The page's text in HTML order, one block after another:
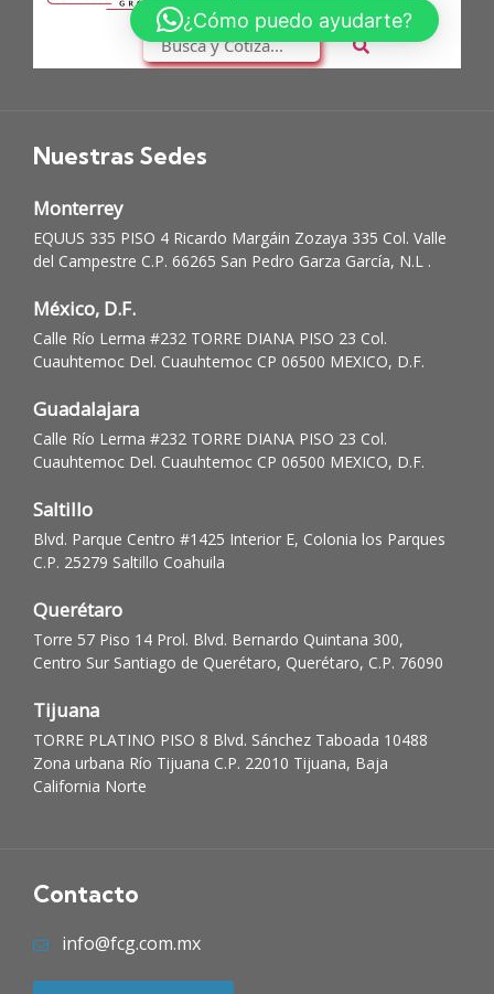
Nuestras Sedes
Monterrey
EQUUS 335 PISO 4 Ricardo Margáin Zozaya 335 Col. Valle
del Campestre C.P. 66265 San Pedro Garza García, N.L .
México, D.F.
Calle Río Lerma #232 TORRE DIANA PISO 23 Col.
Cuauhtemoc Del. Cuauhtemoc CP 06500 MEXICO, D.F.
Guadalajara
Calle Río Lerma #232 TORRE DIANA PISO 23 Col.
Cuauhtemoc Del. Cuauhtemoc CP 06500 MEXICO, D.F.
Saltillo
Blvd. Parque Centro #1425 Interior E, Colonia los Parques
C.P. 25279 Saltillo Coahuila
Querétaro
Torre 57 Piso 14 Prol. Blvd. Bernardo Quintana 300,
Centro Sur Santiago de Querétaro, Querétaro, C.P. 76090
Tijuana
TORRE PLATINO PISO 8 Blvd. Sánchez Taboada 10488
Zona urbana Río Tijuana C.P. 22010 Tijuana, Baja
California Norte
Contacto
info@fcg.com.mx